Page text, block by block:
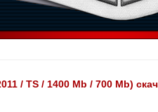
/ TS / 1400 Mb / 700 Mb)